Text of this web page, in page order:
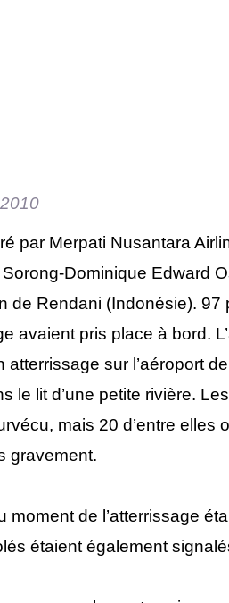
par Merpati Nusantara
Dominique Edward
de Rendani (Indonésie). 97
avaient pris place à bord.
atterrissage sur l’aéroport
le lit d’une petite rivière.
mais 20 d’entre elles
gravement.
moment de l’atterrissage
étaient également